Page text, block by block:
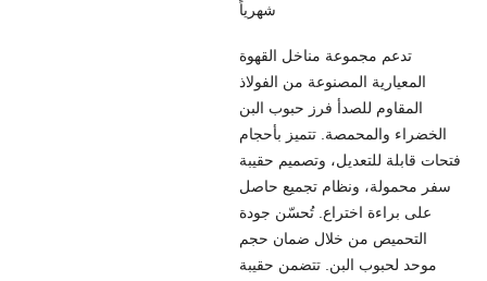
شهرياً
تدعم مجموعة مناخل القهوة
المعيارية المصنوعة من الفولاذ
المقاوم للصدأ فرز حبوب البن
الخضراء والمحمصة. تتميز بأحجام
فتحات قابلة للتعديل، وتصميم حقيبة
سفر محمولة، ونظام تجميع حاصل
على براءة اختراع. تُحسّن جودة
التحميص من خلال ضمان حجم
موحد لحبوب البن. تتضمن حقيبة